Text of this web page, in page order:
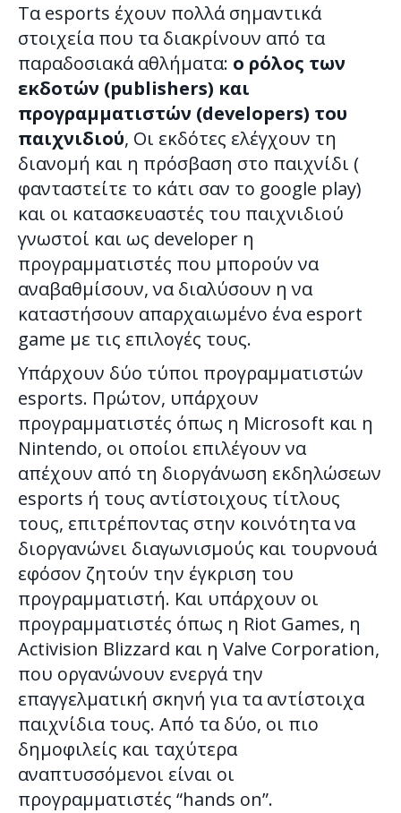
Τα esports έχουν πολλά σημαντικά
στοιχεία που τα διακρίνουν από τα
παραδοσιακά αθλήματα: ο ρόλος των
εκδοτών (publishers) και
προγραμματιστών (developers) του
παιχνιδιού, Οι εκδότες ελέγχουν τη
διανομή και η πρόσβαση στο παιχνίδι (
φανταστείτε το κάτι σαν το google play)
και οι κατασκευαστές του παιχνιδιού
γνωστοί και ως developer η
προγραμματιστές που μπορούν να
αναβαθμίσουν, να διαλύσουν η να
καταστήσουν απαρχαιωμένο ένα esport
game με τις επιλογές τους.
Υπάρχουν δύο τύποι προγραμματιστών
esports. Πρώτον, υπάρχουν
προγραμματιστές όπως η Microsoft και η
Nintendo, οι οποίοι επιλέγουν να
απέχουν από τη διοργάνωση εκδηλώσεων
esports ή τους αντίστοιχους τίτλους
τους, επιτρέποντας στην κοινότητα να
διοργανώνει διαγωνισμούς και τουρνουά
εφόσον ζητούν την έγκριση του
προγραμματιστή. Και υπάρχουν οι
προγραμματιστές όπως η Riot Games, η
Activision Blizzard και η Valve Corporation,
που οργανώνουν ενεργά την
επαγγελματική σκηνή για τα αντίστοιχα
παιχνίδια τους. Από τα δύο, οι πιο
δημοφιλείς και ταχύτερα
αναπτυσσόμενοι είναι οι
προγραμματιστές “hands on”.